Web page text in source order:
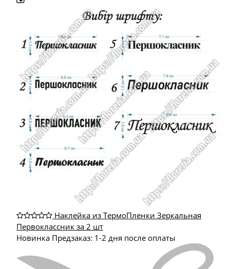
Наклейка из ТермоПленки Зеркальная
Первоклассник за 2 шт
Новинка Предзаказ: 1-2 дня после оплаты